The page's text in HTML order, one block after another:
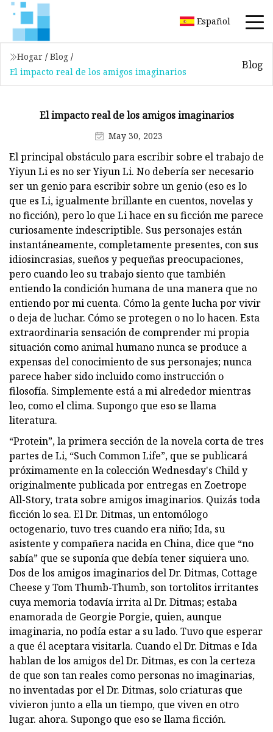
Español
Hogar / Blog /
El impacto real de los amigos imaginarios
Blog
El impacto real de los amigos imaginarios
May 30, 2023
El principal obstáculo para escribir sobre el trabajo de
Yiyun Li es no ser Yiyun Li. No debería ser necesario
ser un genio para escribir sobre un genio (eso es lo
que es Li, igualmente brillante en cuentos, novelas y
no ficción), pero lo que Li hace en su ficción me parece
curiosamente indescriptible. Sus personajes están
instantáneamente, completamente presentes, con sus
idiosincrasias, sueños y pequeñas preocupaciones,
pero cuando leo su trabajo siento que también
entiendo la condición humana de una manera que no
entiendo por mi cuenta. Cómo la gente lucha por vivir
o deja de luchar. Cómo se protegen o no lo hacen. Esta
extraordinaria sensación de comprender mi propia
situación como animal humano nunca se produce a
expensas del conocimiento de sus personajes; nunca
parece haber sido incluido como instrucción o
filosofía. Simplemente está a mi alrededor mientras
leo, como el clima. Supongo que eso se llama
literatura.
“Protein”, la primera sección de la novela corta de tres
partes de Li, “Such Common Life”, que se publicará
próximamente en la colección Wednesday's Child y
originalmente publicada por entregas en Zoetrope
All-Story, trata sobre amigos imaginarios. Quizás toda
ficción lo sea. El Dr. Ditmas, un entomólogo
octogenario, tuvo tres cuando era niño; Ida, su
asistente y compañera nacida en China, dice que “no
sabía” que se suponía que debía tener siquiera uno.
Dos de los amigos imaginarios del Dr. Ditmas, Cottage
Cheese y Tom Thumb-Thumb, son tortolitos irritantes
cuya memoria todavía irrita al Dr. Ditmas; estaba
enamorada de Georgie Porgie, quien, aunque
imaginaria, no podía estar a su lado. Tuvo que esperar
a que él aceptara visitarla. Cuando el Dr. Ditmas e Ida
hablan de los amigos del Dr. Ditmas, es con la certeza
de que son tan reales como personas no imaginarias,
no inventadas por el Dr. Ditmas, solo criaturas que
vivieron junto a ella un tiempo, que viven en otro
lugar. ahora. Supongo que eso se llama ficción.